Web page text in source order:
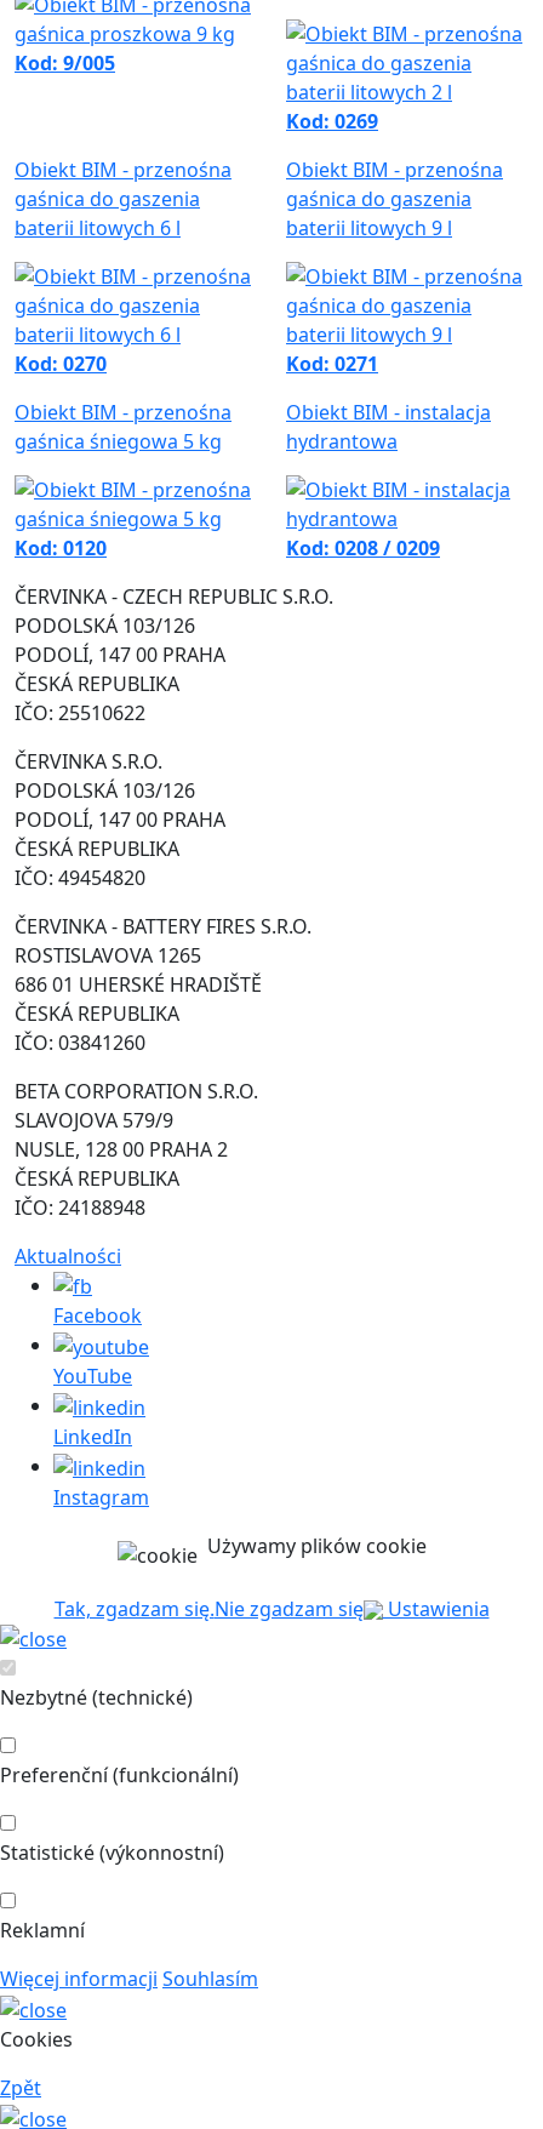
Kod: 9/005
Kod: 0269
Obiekt BIM - przenośna
gaśnica do gaszenia
baterii litowych 6 l
Kod: 0270
Obiekt BIM - przenośna
gaśnica do gaszenia
baterii litowych 9 l
Kod: 0271
Obiekt BIM - przenośna
gaśnica śniegowa 5 kg
Kod: 0120
Obiekt BIM - instalacja
hydrantowa
Kod: 0208 / 0209
ČERVINKA - CZECH REPUBLIC S.R.O.
PODOLSKÁ 103/126
PODOLÍ, 147 00 PRAHA
ČESKÁ REPUBLIKA
IČO: 25510622
ČERVINKA S.R.O.
PODOLSKÁ 103/126
PODOLÍ, 147 00 PRAHA
ČESKÁ REPUBLIKA
IČO: 49454820
ČERVINKA - BATTERY FIRES S.R.O.
ROSTISLAVOVA 1265
686 01 UHERSKÉ HRADIŠTĚ
ČESKÁ REPUBLIKA
IČO: 03841260
BETA CORPORATION S.R.O.
SLAVOJOVA 579/9
NUSLE, 128 00 PRAHA 2
ČESKÁ REPUBLIKA
IČO: 24188948
Aktualności
Facebook
YouTube
LinkedIn
Instagram
Używamy plików cookie
Tak, zgadzam się.Nie zgadzam się Ustawienia
Nezbytné (technické)
Preferenční (funkcionální)
Statistické (výkonnostní)
Reklamní
Więcej informacji Souhlasím
Cookies
Zpět